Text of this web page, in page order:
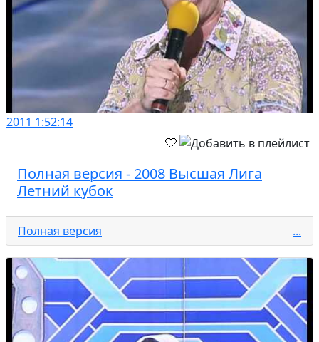
2011 1:52:14
Полная версия - 2008 Высшая Лига
Летний кубок
Полная версия ...